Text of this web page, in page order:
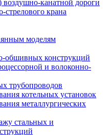
канатной дороги
крана
моделям
обшивных конструкций
и волоконно-
трубопроводов
котельных установок
металлургических
стальных и